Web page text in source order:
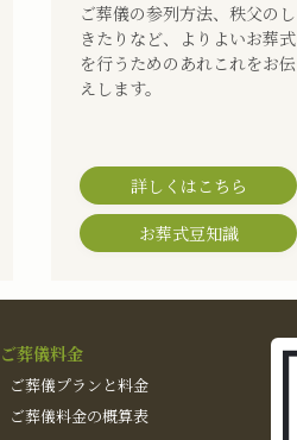
ご葬儀の参列方法、秩父のし
きたりなど、よりよいお葬式
を行うためのあれこれをお伝
えします。
詳しくはこちら
お葬式豆知識
ご葬儀料金
ご葬儀プランと料金
ご葬儀料金の概算表